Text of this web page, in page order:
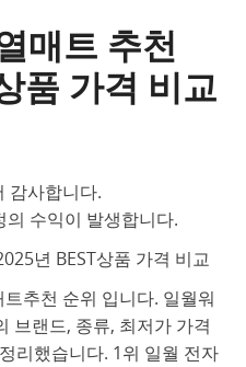
매트 추천
품 가격 비교
감사합니다.
수익이 발생합니다.
년 BEST상품 가격 비교
추천 순위 입니다. 일월워
브랜드, 종류, 최저가 가격
리했습니다. 1위 일월 전자